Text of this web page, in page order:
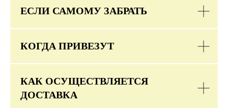
ЕСЛИ САМОМУ ЗАБРАТЬ
КОГДА ПРИВЕЗУТ
КАК ОСУЩЕСТВЛЯЕТСЯ
ДОСТАВКА